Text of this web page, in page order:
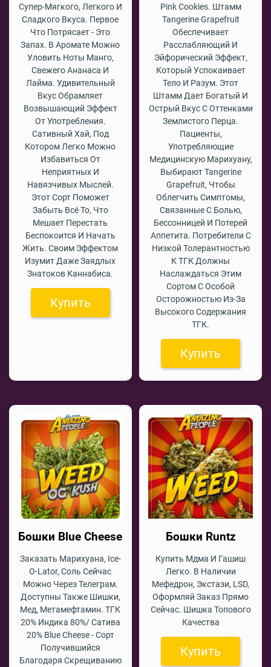
Супер-Мягкого, Легкого И
Сладкого Вкуса. Первое
Что Потрясает - Это
Запах. В Аромате Можно
Уловить Ноты Манго,
Свежего Ананаса И
Лайма. Удивительный
Вкус Обрамляет
Возвышающий Эффект
От Употребления.
Сативный Хай, Под
Котором Легко Можно
Избавиться От
Неприятных И
Навязчивых Мыслей.
Этот Сорт Поможет
Забыть Всё То, Что
Мешает Перестать
Беспокоится И Начать
Жить. Своим Эффектом
Изумит Даже Заядлых
Знатоков Каннабиса.
Купить
Pink Cookies. Штамм
Tangerine Grapefruit
Обеспечивает
Расслабляющий И
Эйфорический Эффект,
Который Успокаивает
Тело И Разум. Этот
Штамм Дает Богатый И
Острый Вкус С Оттенками
Землистого Перца.
Пациенты,
Употребляющие
Медицинскую Марихуану,
Выбирают Tangerine
Grapefruit, Чтобы
Облегчить Симптомы,
Связанные С Болью,
Бессонницей И Потерей
Аппетита. Потребители С
Низкой Толерантностью
К ТГК Должны
Наслаждаться Этим
Сортом С Особой
Осторожностью Из-За
Высокого Содержания
ТГК.
Купить
Бошки Blue Cheese
Заказать Марихуана, Ice-
O-Lator, Соль Сейчас
Можно Через Телеграм.
Доступны Также Шишки,
Мед, Метамефтамин. ТГК
20% Индика 80%/ Сатива
20% Blue Cheese - Сорт
Получившийся
Благодаря Скрещиванию
Бошки Runtz
Купить Мдма И Гашиш
Легко. В Наличии
Мефедрон, Экстази, LSD,
Оформляй Заказ Прямо
Сейчас. Шишка Топового
Качества
Купить